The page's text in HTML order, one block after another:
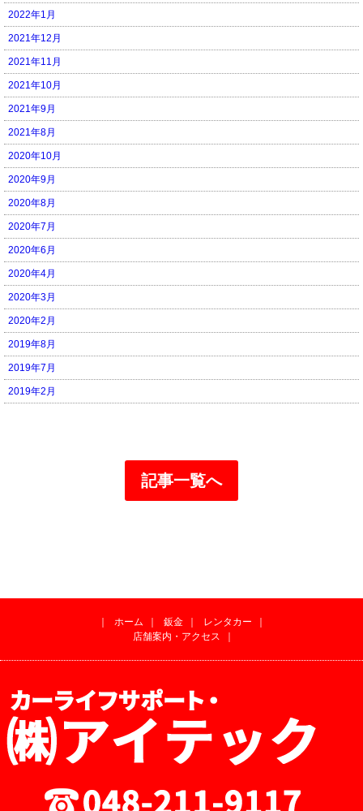
2022年1月
2021年12月
2021年11月
2021年10月
2021年9月
2021年8月
2020年10月
2020年9月
2020年8月
2020年7月
2020年6月
2020年4月
2020年3月
2020年2月
2019年8月
2019年7月
2019年2月
記事一覧へ
｜ ホーム ｜ 鈑金 ｜ レンタカー
｜
店舗案内・アクセス
｜